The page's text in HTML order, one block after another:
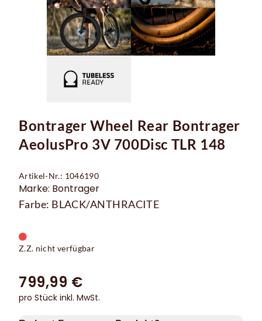
Bontrager Wheel Rear Bontrager
AeolusPro 3V 700Disc TLR 148
Artikel-Nr.: 1046190
Marke: Bontrager
Farbe: BLACK/ANTHRACITE
Z.Z. nicht verfügbar
799,99 €
pro Stück inkl. MwSt.